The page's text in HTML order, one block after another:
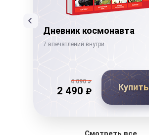
Дневник космонавта
7 впечатлений внутри
4 090₽
2 490 ₽ Купить